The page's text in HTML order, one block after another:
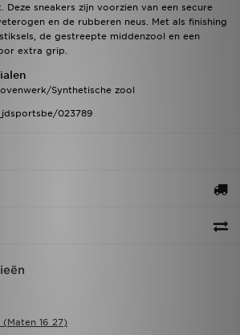
Deze sneakers zijn voorzien van een secure
en de rubberen neus. Met als finishing
de gestreepte middenzool en een
extra grip.
Synthetische zool
023789
16 27)